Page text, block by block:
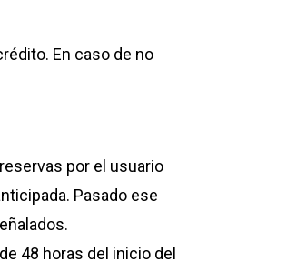
En caso de no
por el usuario
Pasado ese
48 horas del inicio del